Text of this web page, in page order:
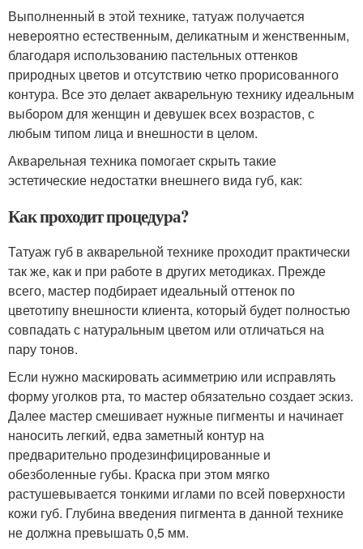
Выполненный в этой технике, татуаж получается
невероятно естественным, деликатным и женственным,
благодаря использованию пастельных оттенков
природных цветов и отсутствию четко прорисованного
контура. Все это делает акварельную технику идеальным
выбором для женщин и девушек всех возрастов, с
любым типом лица и внешности в целом.
Акварельная техника помогает скрыть такие
эстетические недостатки внешнего вида губ, как:
Как проходит процедура?
Татуаж губ в акварельной технике проходит практически
так же, как и при работе в других методиках. Прежде
всего, мастер подбирает идеальный оттенок по
цветотипу внешности клиента, который будет полностью
совпадать с натуральным цветом или отличаться на
пару тонов.
Если нужно маскировать асимметрию или исправлять
форму уголков рта, то мастер обязательно создает эскиз.
Далее мастер смешивает нужные пигменты и начинает
наносить легкий, едва заметный контур на
предварительно продезинфицированные и
обезболенные губы. Краска при этом мягко
растушевывается тонкими иглами по всей поверхности
кожи губ. Глубина введения пигмента в данной технике
не должна превышать 0,5 мм.